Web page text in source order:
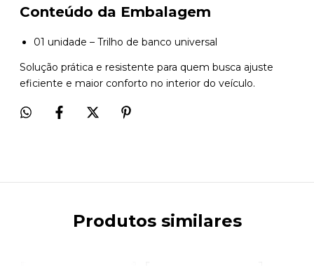
Conteúdo da Embalagem
01 unidade – Trilho de banco universal
Solução prática e resistente para quem busca ajuste
eficiente e maior conforto no interior do veículo.
Produtos similares